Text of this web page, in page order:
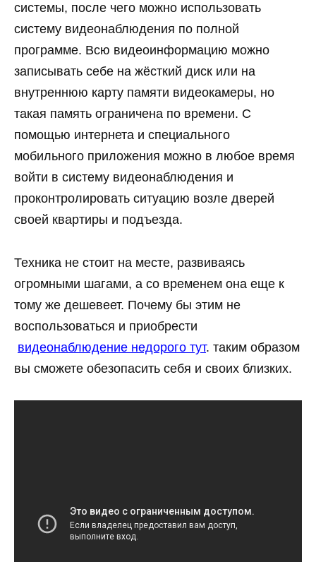
системы, после чего можно использовать
систему видеонаблюдения по полной
программе. Всю видеоинформацию можно
записывать себе на жёсткий диск или на
внутреннюю карту памяти видеокамеры, но
такая память ограничена по времени. С
помощью интернета и специального
мобильного приложения можно в любое время
войти в систему видеонаблюдения и
проконтролировать ситуацию возле дверей
своей квартиры и подъезда.
Техника не стоит на месте, развиваясь
огромными шагами, а со временем она еще к
тому же дешевеет. Почему бы этим не
воспользоваться и приобрести
видеонаблюдение недорого тут. таким образом
вы сможете обезопасить себя и своих близких.